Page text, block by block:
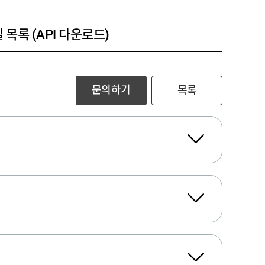
목록 (API 다운로드)
문의하기 목록